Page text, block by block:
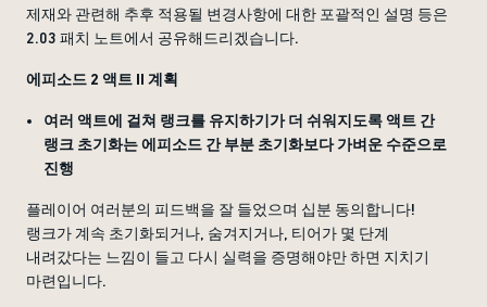
제재와 관련해 추후 적용될 변경사항에 대한 포괄적인 설명 등은
2.03 패치 노트에서 공유해드리겠습니다.
에피소드 2 액트 II 계획
여러 액트에 걸쳐 랭크를 유지하기가 더 쉬워지도록 액트 간
랭크 초기화는 에피소드 간 부분 초기화보다 가벼운 수준으로
진행
플레이어 여러분의 피드백을 잘 들었으며 십분 동의합니다!
랭크가 계속 초기화되거나, 숨겨지거나, 티어가 몇 단계
내려갔다는 느낌이 들고 다시 실력을 증명해야만 하면 지치기
마련입니다.